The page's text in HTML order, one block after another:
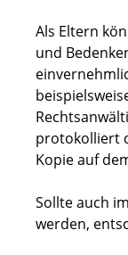
Als Eltern
und
protokolliert
Kopie auf
Sollte auch
werden,